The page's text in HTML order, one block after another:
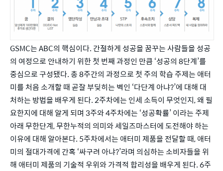
GSMC는 ABC의 핵심이다. 간절하게 성공을 꿈꾸는 사람들을 성공
의 여정으로 안내하기 위한 첫 번째 과정인 만큼 ‘성공의 8단계’를
중심으로 구성됐다. 총 8주간의 과정으로 첫 주의 학습 주제는 애터
미를 처음 소개할 때 곧잘 부딪히는 벽인 ‘다단계 아냐?’에 대해 대
처하는 방법을 배우게 된다. 2주차에는 인세 소득이 무엇인지, 왜 필
요한지에 대해 알게 되며 3주와 4주차에는 ‘성공확률’ 이라는 주제
아래 무한단계, 무한누적의 의미와 세일즈마스터에 도전해야 하는
이유에 대해 알아본다. 5주차에서는 애터미 제품을 전달할 때, 애터
미의 절대가격에 간혹 ‘싸구려 아냐?’라며 의심하는 소비자들을 위
해 애터미 제품의 기술적 우위와 가격적 합리성을 배우게 된다. 6주